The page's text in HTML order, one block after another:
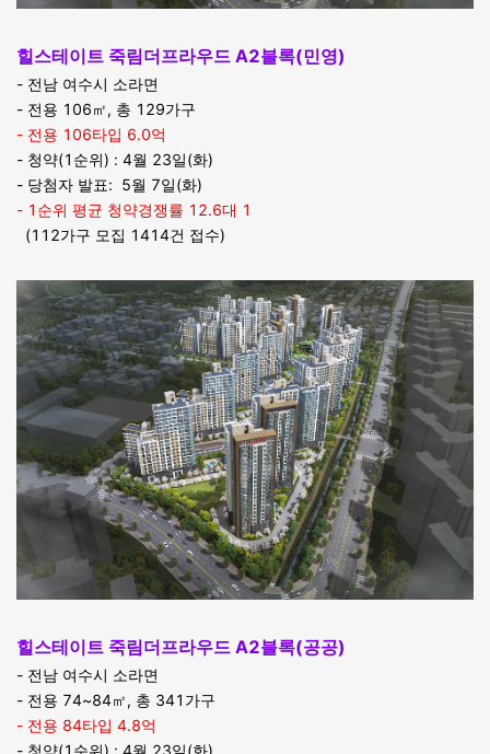
힐스테이트 죽림더프라우드 A2블록(민영)
- 전남 여수시 소라면
- 전용 106㎡, 총 129가구
- 전용 106타입 6.0억
- 청약(1순위) : 4월 23일(화)
- 당첨자 발표: 5월 7일(화)
- 1순위 평균 청약경쟁률 12.6대 1
(112가구 모집 1414건 접수)
힐스테이트 죽림더프라우드 A2블록(공공)
- 전남 여수시 소라면
- 전용 74~84㎡, 총 341가구
- 전용 84타입 4.8억
- 청약(1순위) : 4월 23일(화)